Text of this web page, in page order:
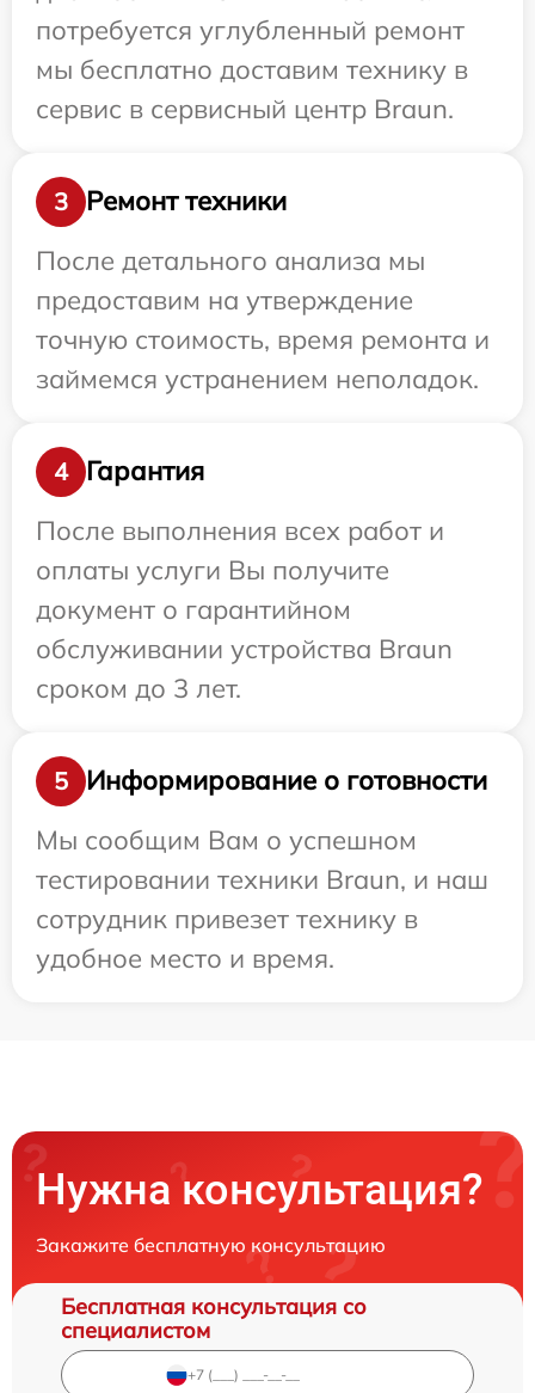
потребуется углубленный ремонт
мы бесплатно доставим технику в
сервис в сервисный центр Braun.
3
Ремонт техники
После детального анализа мы
предоставим на утверждение
точную стоимость, время ремонта и
займемся устранением неполадок.
4
Гарантия
После выполнения всех работ и
оплаты услуги Вы получите
документ о гарантийном
обслуживании устройства Braun
сроком до 3 лет.
5
Информирование о готовности
Мы сообщим Вам о успешном
тестировании техники Braun, и наш
сотрудник привезет технику в
удобное место и время.
Нужна консультация?
Закажите бесплатную консультацию
Бесплатная консультация со
специалистом